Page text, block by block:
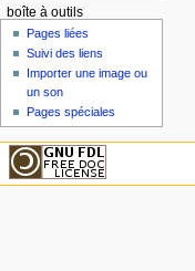
boîte à outils
Pages liées
Suivi des liens
Importer une image ou
un son
Pages spéciales